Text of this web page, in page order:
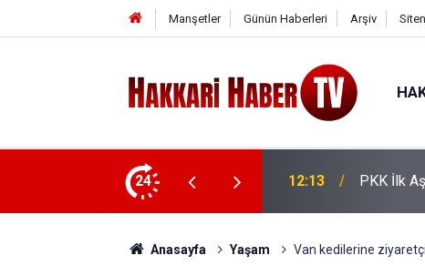
Manşetler Günün Haberleri Arşiv
24
silah bırakacak 12:09 Serê
Anasayfa Yaşam Van kedilerine ziyaretçi